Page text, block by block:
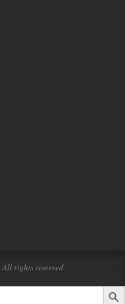
rights reserved.